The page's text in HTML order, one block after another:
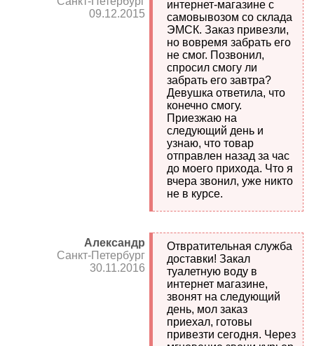
09.12.2015
интернет-магазине с
самовывозом со склада
ЭМСК. Заказ привезли,
но вовремя забрать его
не смог. Позвонил,
спросил смогу ли
забрать его завтра?
Девушка ответила, что
конечно смогу.
Приезжаю на
следующий день и
узнаю, что товар
отправлен назад за час
до моего прихода. Что я
вчера звонил, уже никто
не в курсе.
Александр
Санкт-Петербург
30.11.2016
Отвратительная служба
доставки! Закал
туалетную воду в
интернет магазине,
звонят на следующий
день, мол заказ
приехал, готовы
привезти сегодня. Через